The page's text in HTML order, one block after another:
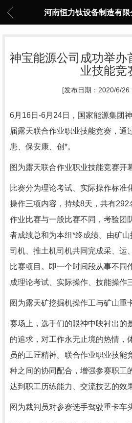
河南恒力钛设备制造有限
神宝能源公司成功举办
业技能竞
[发布日期：2020/6/26
6月16日-6月24日，国家能源集团
届露天联合作业职业技能竞赛，通
患、保安康、创*。
图为露天联合作业职业技能竞赛开
比赛分为理论考试、实际操作标准
操作三项内容，持续8天，共有292
作业比赛与一般比赛不同，考验团
者成绩总和为本组*终成绩。由矿
司机、推土机司机共同完成采、运
比赛项目。即一个时间段从事不同
成理论考试、实际操作、技能操作
图为露天矿挖掘机操作工与矿山重
赛场上，选手们的眼神中映衬出的
的追求，对工作永无止境的热情，
员的工匠精神。联合作业职业技能
种之间的协同配合，增强参赛职工
达到职工历练能力、交流技艺的效
图为裁判员对参赛选手驾驶重卡车